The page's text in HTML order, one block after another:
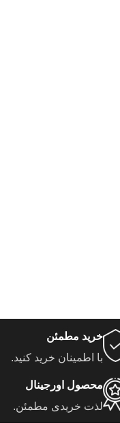
خرید مطمئن
با اطمینان خرید کنید.
محصول اورجینال
لذت خریدی مطمئن.